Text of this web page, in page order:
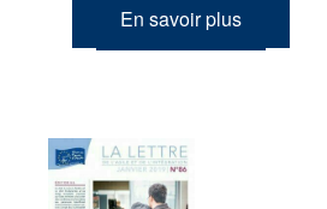
En savoir plus